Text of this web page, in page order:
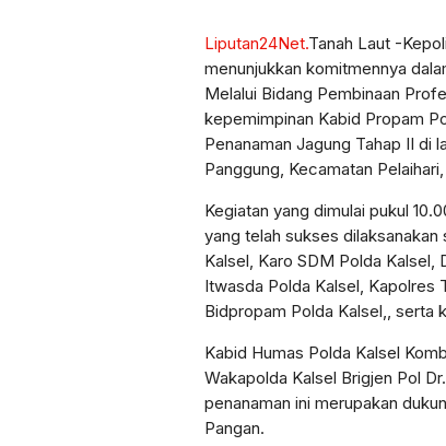
Liputan24Net.Tanah Laut -
menunjukkan komitmennya
Melalui Bidang Pembinaan
kepemimpinan Kabid Propam
Penanaman Jagung Tahap II di
Panggung, Kecamatan
Kegiatan yang dimulai pukul
yang telah sukses
Kalsel, Karo SDM Polda Kalsel,
Itwasda Polda Kalsel, Kapolres
Bidpropam Polda Kalsel,, serta
Kabid Humas Polda Kalsel
Wakapolda Kalsel Brigjen Pol
penanaman ini merupakan
Pangan.